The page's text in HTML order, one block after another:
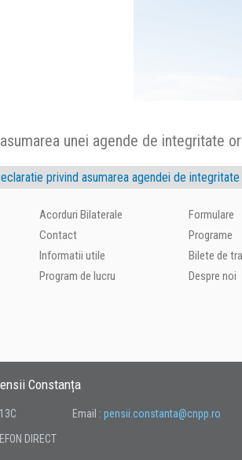
unei agende de integritate
privind asumarea agendei de
Acorduri Bilaterale
Contact
Informatii utile
Program de lucru
Formulare
Programe
Bilete de
Despre noi
Constanța
DIRECT
Email : pensii.constanta@cnpp.ro